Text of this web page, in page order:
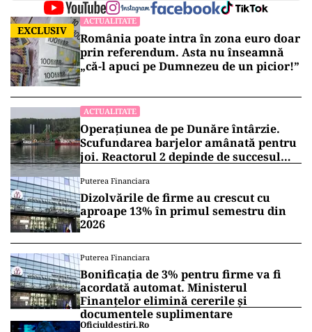
EXCLUSIV
ACTUALITATE
România poate intra în zona euro doar
prin referendum. Asta nu înseamnă
„că-l apuci pe Dumnezeu de un picior!”
ACTUALITATE
Operațiunea de pe Dunăre întârzie.
Scufundarea barjelor amânată pentru
joi. Reactorul 2 depinde de succesul
Puterea Financiara
Dizolvările de firme au crescut cu
aproape 13% în primul semestru din
2026
Puterea Financiara
Bonificația de 3% pentru firme va fi
acordată automat. Ministerul
Finanțelor elimină cererile și
documentele suplimentare
Oficiuldestiri.ro